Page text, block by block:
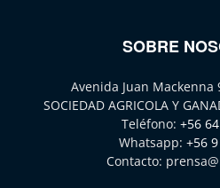
SOBRE
Avenida Juan Mackenna
SOCIEDAD AGRICOLA Y
Teléfono: +56
Whatsapp: +56
Contacto: